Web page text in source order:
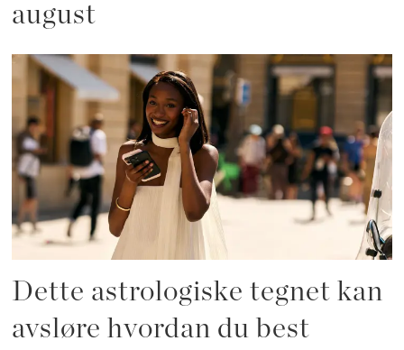
august
Dette astrologiske tegnet kan
avsløre hvordan du best